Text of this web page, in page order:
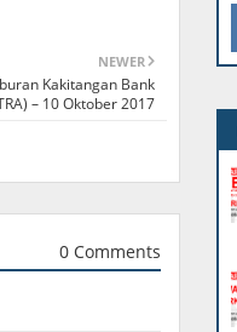
NEWER
Kakitangan Bank
– 10 Oktober 2017
0 Comments